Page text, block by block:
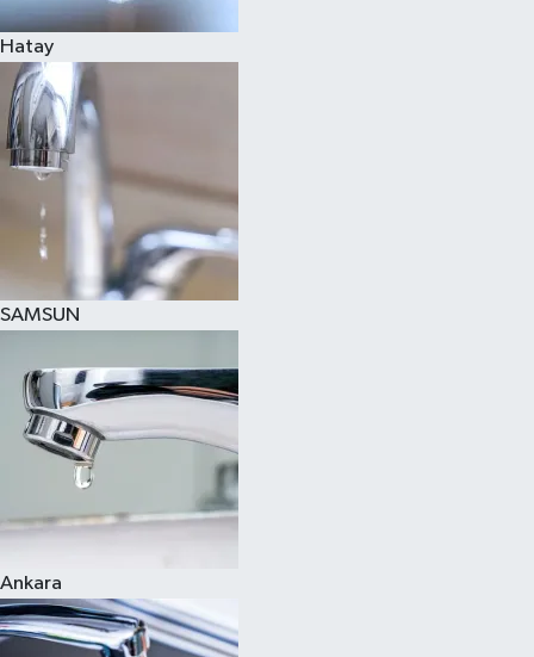
Hatay
SAMSUN
Ankara